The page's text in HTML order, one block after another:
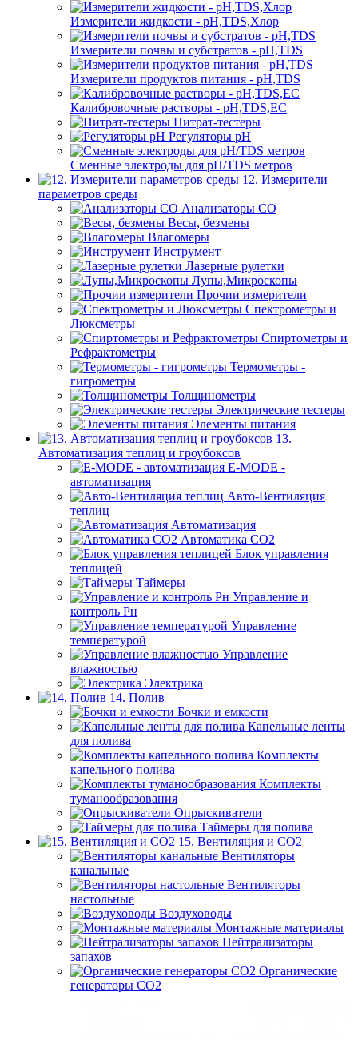
Измерители жидкости - pH,TDS,Хлор
Измерители почвы и субстратов - pH,TDS
Измерители продуктов питания - pH,TDS
Калибровочные растворы - pH,TDS,EC
Нитрат-тестеры
Регуляторы pН
Сменные электроды для pH/TDS метров
12. Измерители
параметров среды
Анализаторы CO
Весы, безмены
Влагомеры
Инструмент
Лазерные рулетки
Лупы,Микроскопы
Прочии измерители
Спектрометры и
Люксметры
Спиртометры и
Рефрактометры
Термометры -
гигрометры
Толщинометры
Электрические тестеры
Элементы питания
13.
Автоматизация теплиц и гроубоксов
E-MODE -
автоматизация
Авто-Вентиляция
теплиц
Автоматизация
Автоматика СО2
Блок управления
теплицей
Таймеры
Управление и
контроль Рн
Управление
температурой
Управление
влажностью
Электрика
14. Полив
Бочки и емкости
Капельные ленты
для полива
Комплекты
капельного полива
Комплекты
туманообразования
Опрыскиватели
Таймеры для полива
15. Вентиляция и CO2
Вентиляторы
канальные
Вентиляторы
настольные
Воздуховоды
Монтажные материалы
Нейтрализаторы
запахов
Органические
генераторы СО2